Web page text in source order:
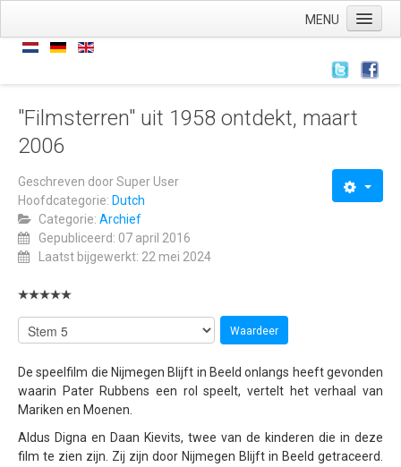
MENU
Home
Nieuws
Archief
Links
Wie zijn we
De stichting
AVG
Wat hebben we
Voorstellingen
Beeldschriften
"Filmsterren" uit 1958 ontdekt, maart
2006
Geschreven doorSuper User
Hoofdcategorie: Dutch
Categorie: Archief
Gepubliceerd: 07 april 2016
Laatst bijgewerkt: 22 mei 2024
De speelfilm die Nijmegen Blijft in Beeld onlangs heeft gevonden
waarin Pater Rubbens een rol speelt, vertelt het verhaal van
Mariken en Moenen.
Aldus Digna en Daan Kievits, twee van de kinderen die in deze
film te zien zijn. Zij zijn door Nijmegen Blijft in Beeld getraceerd.